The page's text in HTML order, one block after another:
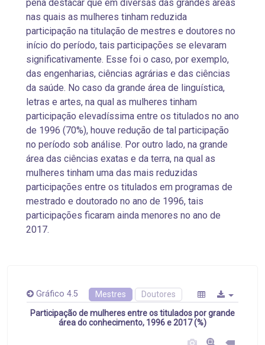
pena destacar que em diversas das grandes áreas
nas quais as mulheres tinham reduzida
participação na titulação de mestres e doutores no
início do período, tais participações se elevaram
significativamente. Esse foi o caso, por exemplo,
das engenharias, ciências agrárias e das ciências
da saúde. No caso da grande área de linguística,
letras e artes, na qual as mulheres tinham
participação elevadíssima entre os titulados no ano
de 1996 (70%), houve redução de tal participação
no período sob análise. Por outro lado, na grande
área das ciências exatas e da terra, na qual as
mulheres tinham uma das mais reduzidas
participações entre os titulados em programas de
mestrado e doutorado no ano de 1996, tais
participações ficaram ainda menores no ano de
2017.
Gráfico 4.5 Mestres Doutores
Participação de mulheres entre os titulados por grande
área do conhecimento, 1996 e 2017 (%)